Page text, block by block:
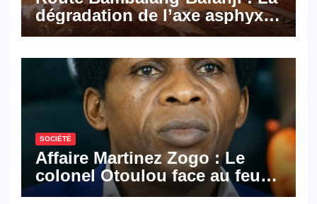
dégradation de l’axe asphyxie
les activités économiques
SOCIÉTÉ
Affaire Martinez Zogo : Le
colonel Otoulou face au feu
croisé des avocats de la